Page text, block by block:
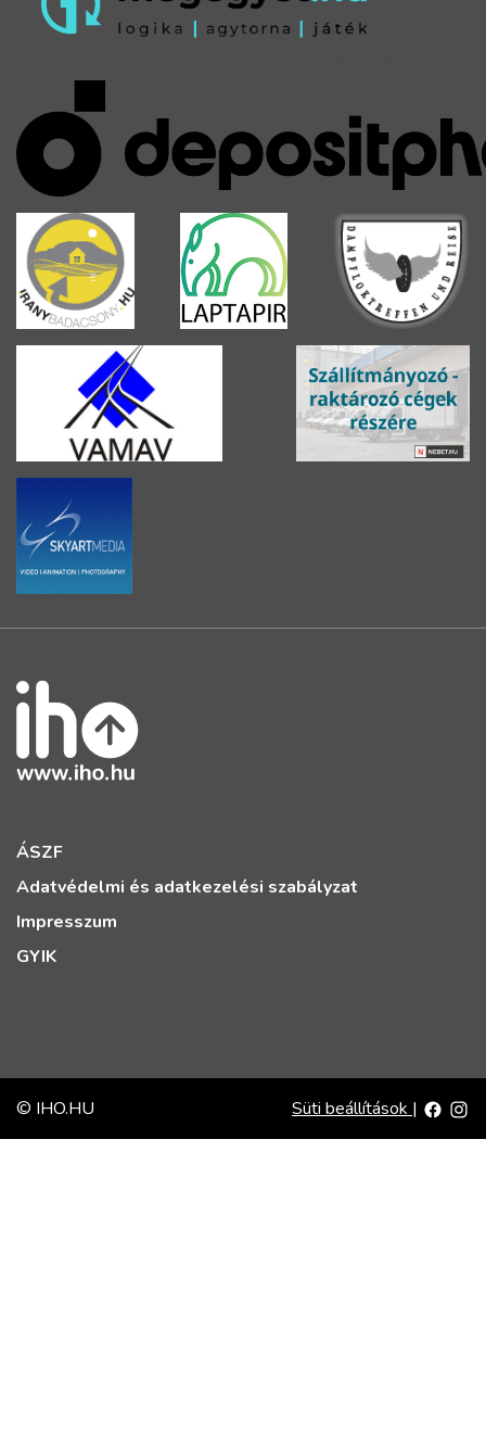
ÁSZF
Adatvédelmi és adatkezelési szabályzat
Impresszum
GYIK
© IHO.HU Süti beállítások |